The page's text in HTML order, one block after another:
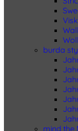
burda
mind the